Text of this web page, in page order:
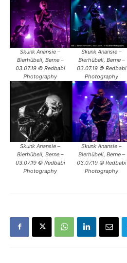
Skunk Anansie –
Bierhübeli, Berne –
03.07.19 © Redbabi
Photography
Skunk Anansie –
Bierhübeli, Berne –
03.07.19 © Redbabi
Photography
Skunk Anansie –
Bierhübeli, Berne –
03.07.19 © Redbabi
Photography
Skunk Anansie –
Bierhübeli, Berne –
03.07.19 © Redbabi
Photography